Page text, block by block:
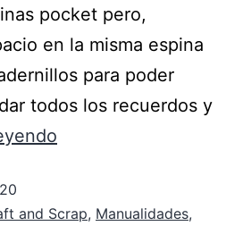
pocket pero,
en la misma espina
para poder
todos los recuerdos y
and Scrap, Manualidades,